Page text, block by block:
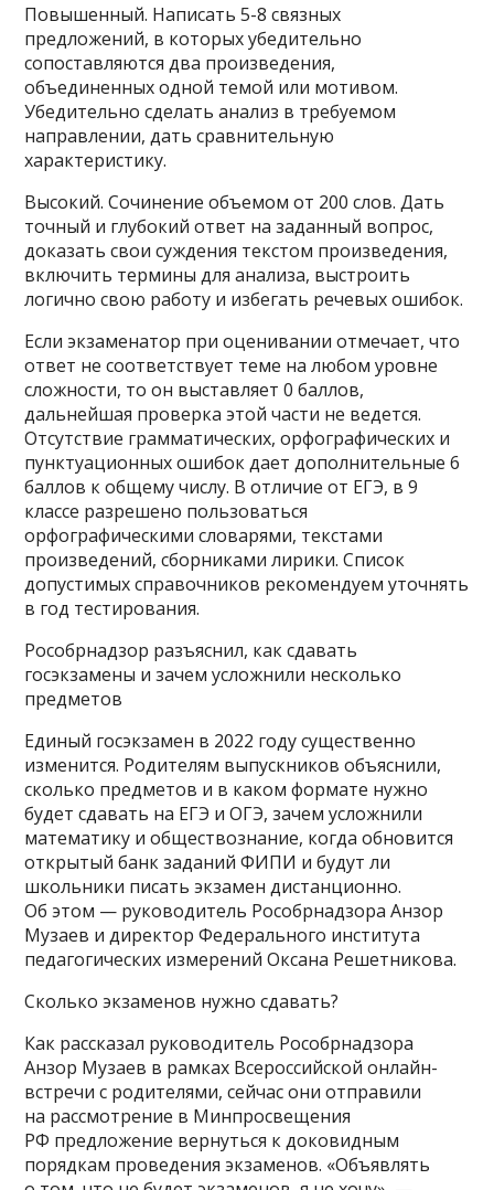
Повышенный. Написать 5-8 связных
предложений, в которых убедительно
сопоставляются два произведения,
объединенных одной темой или мотивом.
Убедительно сделать анализ в требуемом
направлении, дать сравнительную
характеристику.
Высокий. Сочинение объемом от 200 слов. Дать
точный и глубокий ответ на заданный вопрос,
доказать свои суждения текстом произведения,
включить термины для анализа, выстроить
логично свою работу и избегать речевых ошибок.
Если экзаменатор при оценивании отмечает, что
ответ не соответствует теме на любом уровне
сложности, то он выставляет 0 баллов,
дальнейшая проверка этой части не ведется.
Отсутствие грамматических, орфографических и
пунктуационных ошибок дает дополнительные 6
баллов к общему числу. В отличие от ЕГЭ, в 9
классе разрешено пользоваться
орфографическими словарями, текстами
произведений, сборниками лирики. Список
допустимых справочников рекомендуем уточнять
в год тестирования.
Рособрнадзор разъяснил, как сдавать
госэкзамены и зачем усложнили несколько
предметов
Единый госэкзамен в 2022 году существенно
изменится. Родителям выпускников объяснили,
сколько предметов и в каком формате нужно
будет сдавать на ЕГЭ и ОГЭ, зачем усложнили
математику и обществознание, когда обновится
открытый банк заданий ФИПИ и будут ли
школьники писать экзамен дистанционно.
Об этом — руководитель Рособрнадзора Анзор
Музаев и директор Федерального института
педагогических измерений Оксана Решетникова.
Сколько экзаменов нужно сдавать?
Как рассказал руководитель Рособрнадзора
Анзор Музаев в рамках Всероссийской онлайн-
встречи с родителями, сейчас они отправили
на рассмотрение в Минпросвещения
РФ предложение вернуться к доковидным
порядкам проведения экзаменов. «Объявлять